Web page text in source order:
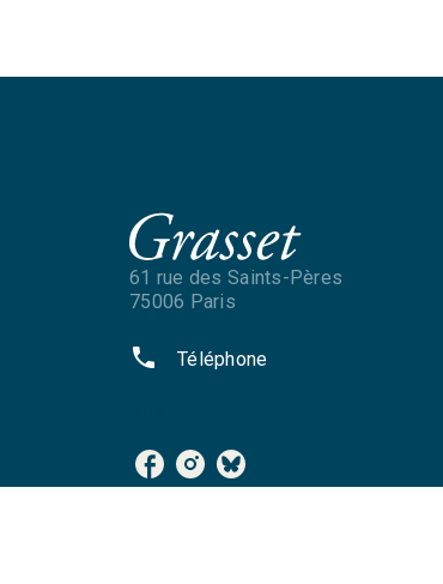
61 rue des Saints-Pères
75006 Paris
phone Téléphone